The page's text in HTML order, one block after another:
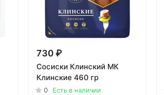
730 ₽
Сосиски Клинский МК
Клинские 460 гр
0
Есть в наличии